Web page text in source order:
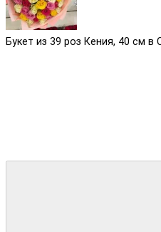
Букет из 39 роз Кения, 40 см в